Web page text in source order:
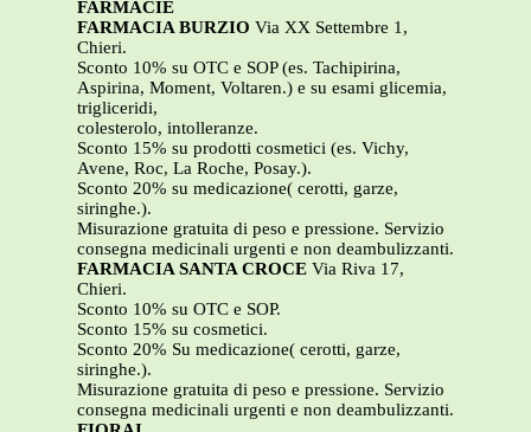
FARMACIE
FARMACIA BURZIO Via XX Settembre 1,
Chieri.
Sconto 10% su OTC e SOP (es. Tachipirina,
Aspirina, Moment, Voltaren.) e su esami glicemia,
trigliceridi,
colesterolo, intolleranze.
Sconto 15% su prodotti cosmetici (es. Vichy,
Avene, Roc, La Roche, Posay.).
Sconto 20% su medicazione( cerotti, garze,
siringhe.).
Misurazione gratuita di peso e pressione. Servizio
consegna medicinali urgenti e non deambulizzanti.
FARMACIA SANTA CROCE Via Riva 17,
Chieri.
Sconto 10% su OTC e SOP.
Sconto 15% su cosmetici.
Sconto 20% Su medicazione( cerotti, garze,
siringhe.).
Misurazione gratuita di peso e pressione. Servizio
consegna medicinali urgenti e non deambulizzanti.